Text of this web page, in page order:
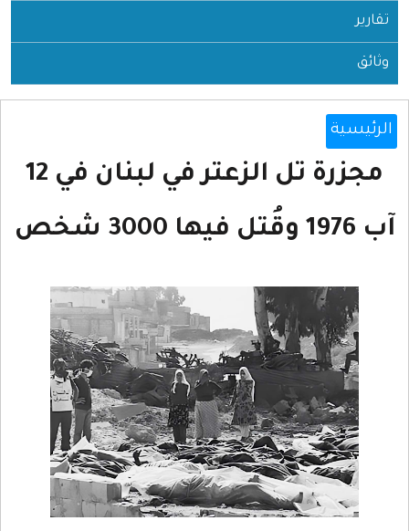
تقارير
وثائق
الرئيسية
مجزرة تل الزعتر في لبنان في 12
آب 1976 وقُتل فيها 3000 شخص